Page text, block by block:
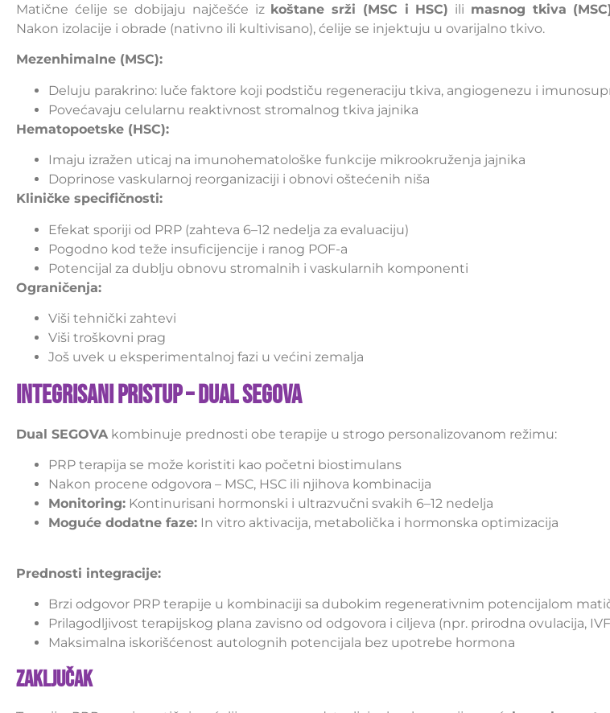
Matične ćelije se dobijaju najčešće iz koštane srži (MSC i HSC) ili masnog tkiva
Nakon izolacije i obrade (nativno ili kultivisano), ćelije se injektuju u ovarijalno tkivo.
Mezenhimalne (MSC):
Deluju parakrino: luče faktore koji podstiču regeneraciju tkiva, angiogenezu i
Povećavaju celularnu reaktivnost stromalnog tkiva jajnika
Hematopoetske (HSC):
Imaju izražen uticaj na imunohematološke funkcije mikrookruženja jajnika
Doprinose vaskularnoj reorganizaciji i obnovi oštećenih niša
Kliničke specifičnosti:
Efekat sporiji od PRP (zahteva 6–12 nedelja za evaluaciju)
Pogodno kod teže insuficijencije i ranog POF-a
Potencijal za dublju obnovu stromalnih i vaskularnih komponenti
Ograničenja:
Viši tehnički zahtevi
Viši troškovni prag
Još uvek u eksperimentalnoj fazi u većini zemalja
Integrisani Pristup – Dual SEGOVA
Dual SEGOVAkombinuje prednosti obe terapije u strogo personalizovanom režimu:
PRP terapija se može koristiti kao početni biostimulans
Nakon procene odgovora – MSC, HSC ili njihova kombinacija
Monitoring: Kontinurisani hormonski i ultrazvučni svakih 6–12 nedelja
Moguće dodatne faze: In vitro aktivacija, metabolička i hormonska optimizacija
Prednosti integracije:
Brzi odgovor PRP terapije u kombinaciji sa dubokim regenerativnim potencijalom
Prilagodljivost terapijskog plana zavisno od odgovora i ciljeva (npr. prirodna ovulacija,
Maksimalna iskorišćenost autolognih potencijala bez upotrebe hormona
Zaključak